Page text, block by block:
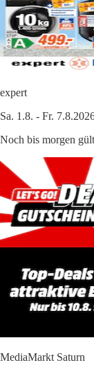
expert
Sa. 1.8. - Fr.
Noch bis morgen
MediaMarkt Saturn